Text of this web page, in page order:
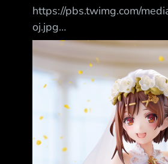
敵人 4.上弦肆：鳴女 能自
變房間結構 傳送人員 能製造
查 反觀鬼殺隊這邊 要情報
上弦前三位 不只戰力高出
被斬首就不會死 認真打團
https://pbs.twimg.com/
oj.jpg
https://pbs.twimg.com/
AfIM.jpg ゲーム『ライザの
りの錬金術士と秘密の鍵～
んと ウェディングドレス姿
に！ ゲーム中では見られ
花嫁姿 を連想させる作品で
（金）から、全国ホビーシ
で予約受付開始です。